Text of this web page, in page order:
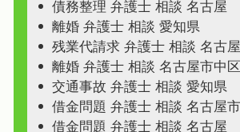
債務整理 弁護士 相談 名古屋
離婚 弁護士 相談 愛知県
残業代請求 弁護士 相談 名古屋
離婚 弁護士 相談 名古屋市中区
交通事故 弁護士 相談 愛知県
借金問題 弁護士 相談 名古屋
借金問題 弁護士 相談 名古屋